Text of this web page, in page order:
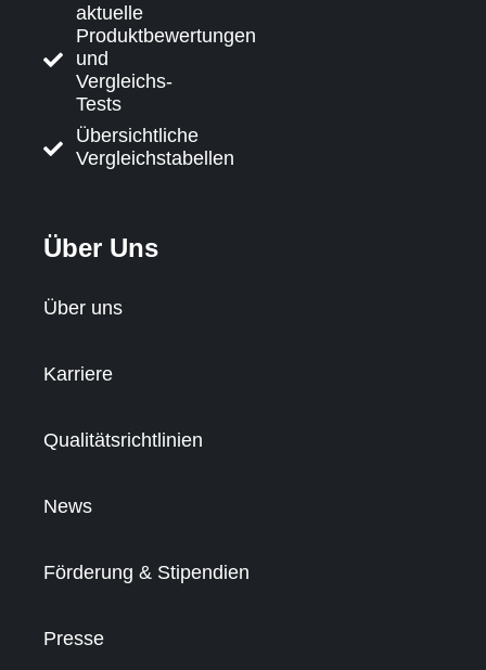
aktuelle
Produktbewertungen
und
Vergleichs-
Tests
Übersichtliche
Vergleichstabellen
Über Uns
Über uns
Karriere
Qualitätsrichtlinien
News
Förderung & Stipendien
Presse